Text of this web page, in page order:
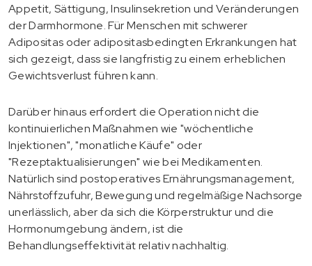
Appetit, Sättigung, Insulinsekretion und Veränderungen
der Darmhormone. Für Menschen mit schwerer
Adipositas oder adipositasbedingten Erkrankungen hat
sich gezeigt, dass sie langfristig zu einem erheblichen
Gewichtsverlust führen kann.
Darüber hinaus erfordert die Operation nicht die
kontinuierlichen Maßnahmen wie "wöchentliche
Injektionen", "monatliche Käufe" oder
"Rezeptaktualisierungen" wie bei Medikamenten.
Natürlich sind postoperatives Ernährungsmanagement,
Nährstoffzufuhr, Bewegung und regelmäßige Nachsorge
unerlässlich, aber da sich die Körperstruktur und die
Hormonumgebung ändern, ist die
Behandlungseffektivität relativ nachhaltig.